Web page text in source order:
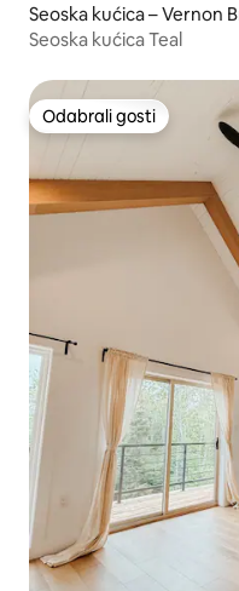
Seoska kućica – Vernon
Seoska kućica Teal
Odabrali gosti
Odabrali gosti